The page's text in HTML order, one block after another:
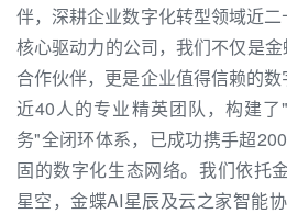
伴，深耕企业数字化转型领域近
核心驱动力的公司，我们不仅是
合作伙伴，更是企业值得信赖的
近40人的专业精英团队，构建
务"全闭环体系，已成功携手超
固的数字化生态网络。我们依托
星空，金蝶AI星辰及云之家智能